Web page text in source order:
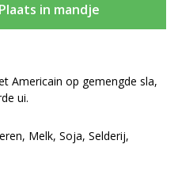
Americain op gemengde sla,
ui.
Plaats in mandje
Melk, Soja, Selderij,